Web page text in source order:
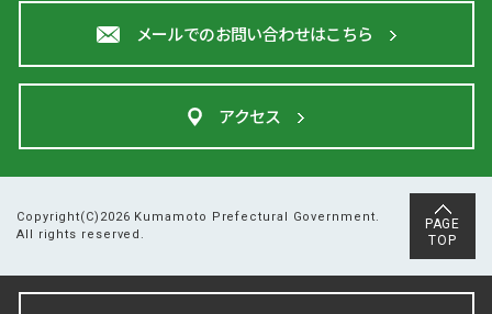
メールでのお問い合わせはこちら
アクセス
Copyright(C)2026 Kumamoto Prefectural Government.
All rights reserved.
PAGE
TOP